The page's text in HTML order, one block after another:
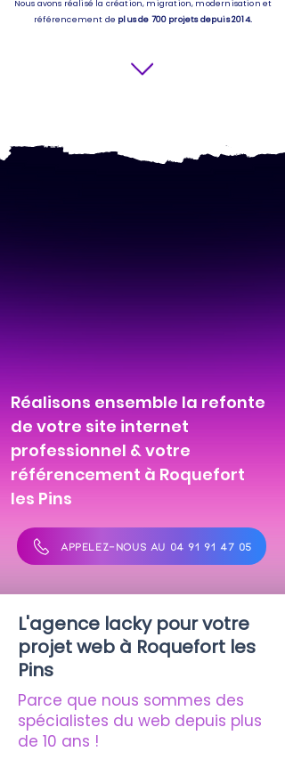
Nous avons réalisé la création, migration, modernisation et
référencement de plus de 700 projets depuis 2014.
Réalisons ensemble la refonte
de votre site internet
professionnel & votre
référencement à Roquefort
les Pins
APPELEZ-NOUS AU 04 91 91 47 05
L'agence lacky pour votre
projet web à Roquefort les
Pins
Parce que nous sommes des
spécialistes du web depuis plus
de 10 ans !